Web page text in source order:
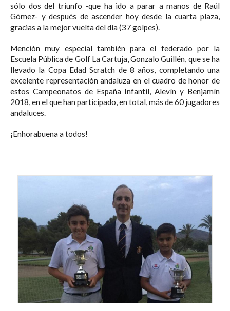
sólo dos del triunfo -que ha ido a parar a manos de Raúl
Gómez- y después de ascender hoy desde la cuarta plaza,
gracias a la mejor vuelta del día (37 golpes).
Mención muy especial también para el federado por la
Escuela Pública de Golf La Cartuja, Gonzalo Guillén, que se ha
llevado la Copa Edad Scratch de 8 años, completando una
excelente representación andaluza en el cuadro de honor de
estos Campeonatos de España Infantil, Alevín y Benjamín
2018, en el que han participado, en total, más de 60 jugadores
andaluces.
¡Enhorabuena a todos!